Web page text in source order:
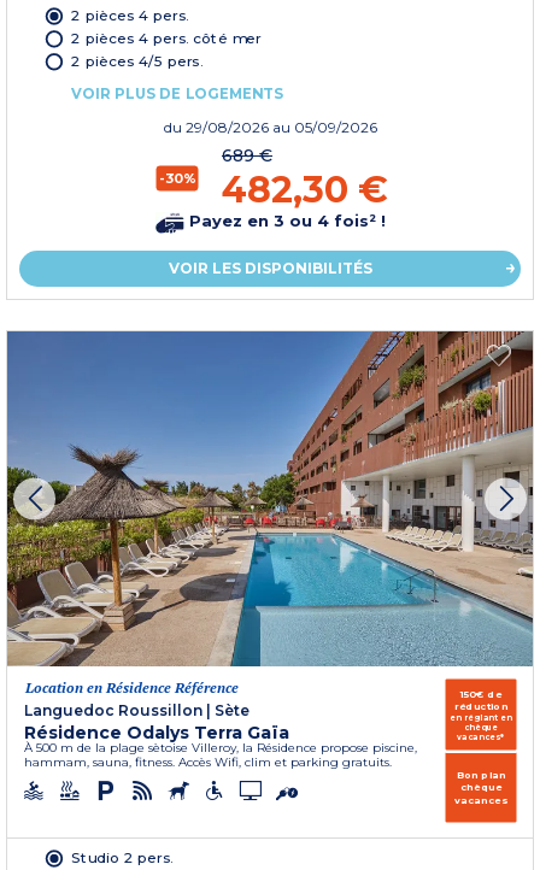
2 pièces 4 pers.
2 pièces 4 pers. côté mer
2 pièces 4/5 pers.
VOIR PLUS DE LOGEMENTS
du 29/08/2026 au 05/09/2026
-30%
689 €
482,30 €
Payez en 3 ou 4 fois² !
VOIR LES DISPONIBILITÉS
Location en Résidence Référence
Languedoc Roussillon | Sète
Résidence Odalys Terra Gaïa
À 500 m de la plage sètoise Villeroy, la Résidence propose piscine,
hammam, sauna, fitness. Accès Wifi, clim et parking gratuits.
150€ de
réduction
en réglant en
chèque
vacances*
Bon plan
chèque
vacances
Studio 2 pers.